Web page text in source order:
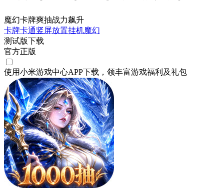
魔幻卡牌爽抽战力飙升
卡牌卡通竖屏放置挂机魔幻
测试版下载
官方正版
使用小米游戏中心APP下载 ，领丰富游戏福利 及礼包